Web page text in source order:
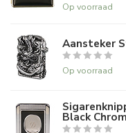
Op voorraad
Aansteker
Op voorraad
Black